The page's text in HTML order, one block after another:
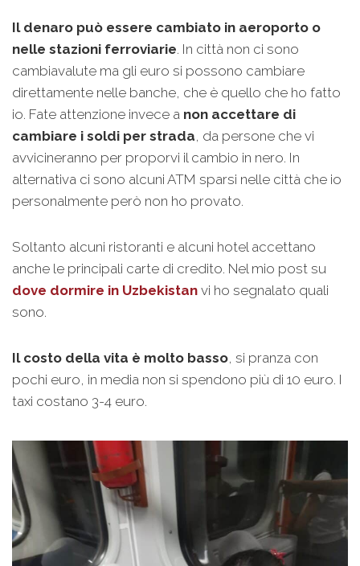
Il denaro può essere cambiato in aeroporto o
nelle stazioni ferroviarie. In città non ci sono
cambiavalute ma gli euro si possono cambiare
direttamente nelle banche, che è quello che ho fatto
io. Fate attenzione invece a non accettare di
cambiare i soldi per strada, da persone che vi
avvicineranno per proporvi il cambio in nero. In
alternativa ci sono alcuni ATM sparsi nelle città che io
personalmente però non ho provato.
Soltanto alcuni ristoranti e alcuni hotel accettano
anche le principali carte di credito. Nel mio post su
dove dormire in Uzbekistan vi ho segnalato quali
sono.
Il costo della vita è molto basso, si pranza con
pochi euro, in media non si spendono più di 10 euro. I
taxi costano 3-4 euro.